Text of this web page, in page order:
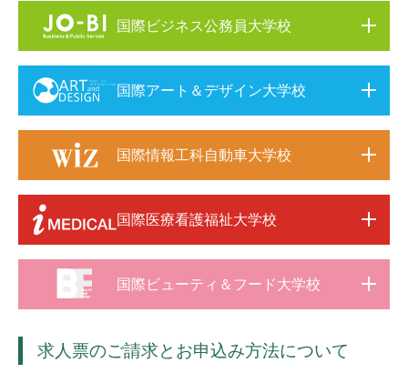
国際ビジネス公務員大学校
国際アート＆デザイン大学校
国際情報工科自動車大学校
国際医療看護福祉大学校
国際ビューティ＆フード大学校
求人票のご請求とお申込み方法について